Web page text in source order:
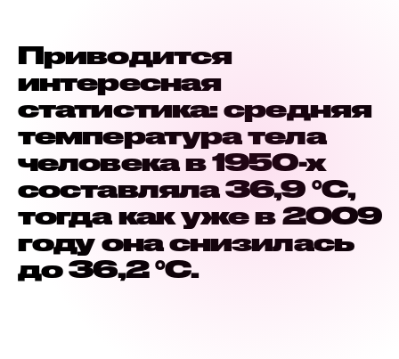
Приводится
интересная
статистика: средняя
температура тела
человека в 1950-х
составляла 36,9 °C,
тогда как уже в 2009
году она снизилась
до 36,2 °C.